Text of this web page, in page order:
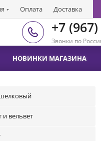
Оплата Доставка
+7
Звонки по
НОВИНКИ МАГАЗИНА
и вельвет